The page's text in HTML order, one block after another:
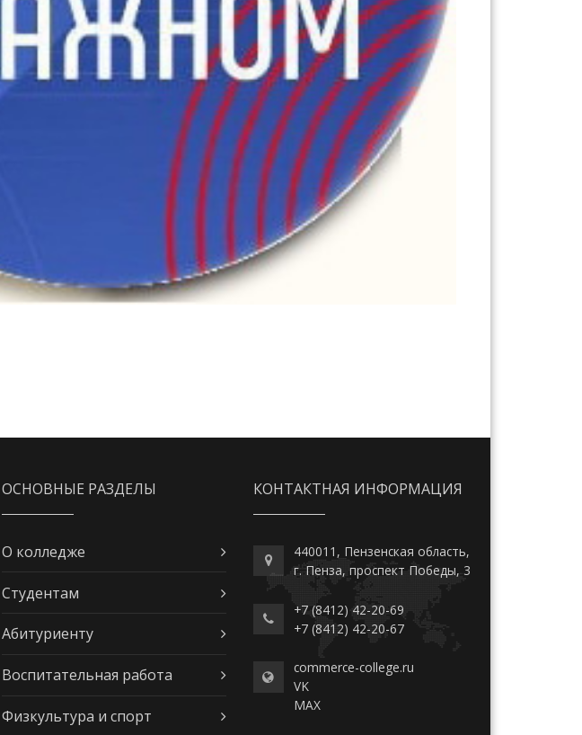
ОСНОВНЫЕ РАЗДЕЛЫ
О колледже
Студентам
Абитуриенту
Воспитательная работа
Физкультура и спорт
КОНТАКТНАЯ ИНФОРМАЦИЯ
440011, Пензенская область,
г. Пенза, проспект Победы, 3
+7 (8412) 42-20-69
+7 (8412) 42-20-67
commerce-college.ru
VK
MAX